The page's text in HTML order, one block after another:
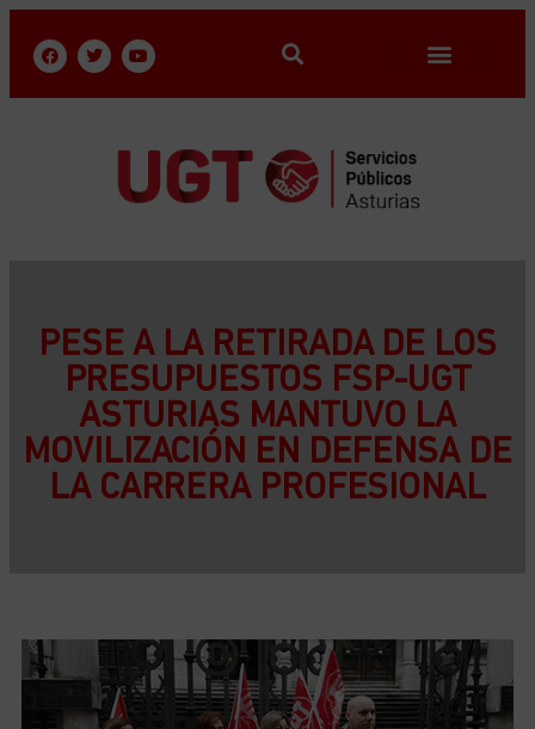
PESE A LA RETIRADA DE LOS
PRESUPUESTOS FSP-UGT
ASTURIAS MANTUVO LA
MOVILIZACIÓN EN DEFENSA DE
LA CARRERA PROFESIONAL